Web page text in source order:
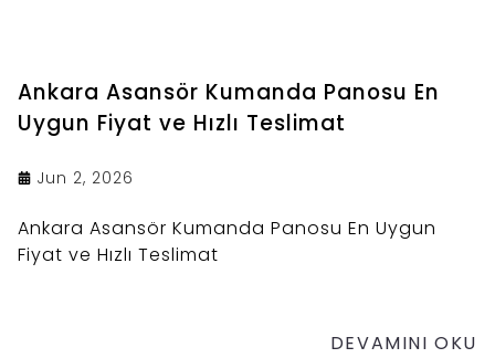
Ankara Asansör Kumanda Panosu En
Uygun Fiyat ve Hızlı Teslimat
Jun 2, 2026
Ankara Asansör Kumanda Panosu En Uygun
Fiyat ve Hızlı Teslimat
DEVAMINI OKU